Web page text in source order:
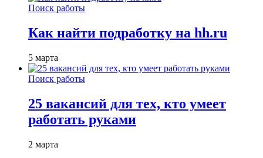
Поиск работы
Как найти подработку на hh.ru
5 марта
Поиск работы
25 вакансий для тех, кто умеет
работать руками
2 марта